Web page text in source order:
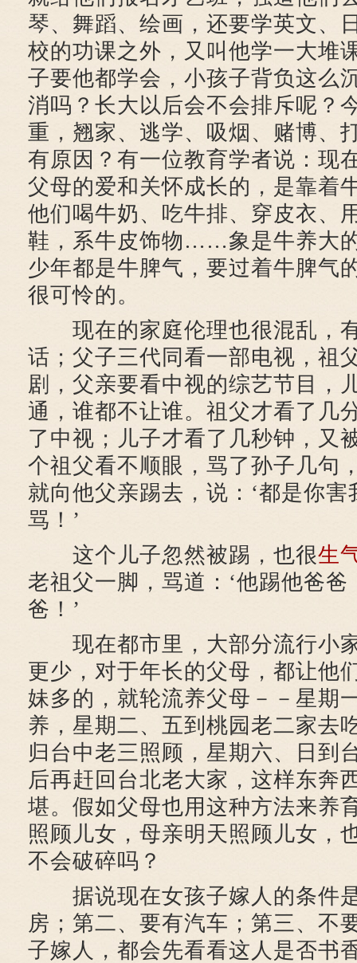
琴、舞蹈、绘画，还要学英文
校的功课之外，又叫他学一大堆
子要他都学会，小孩子背负这么
消吗？长大以后会不会排斥呢？
重，翘家、逃学、吸烟、赌博
有原因？有一位教育学者说：现
父母的爱和关怀成长的，是靠着
他们喝牛奶、吃牛排、穿皮衣、
鞋，系牛皮饰物……象是牛养大
少年都是牛脾气，要过着牛脾气
很可怜的。
现在的家庭伦理也很混乱，
话；父子三代同看一部电视，祖
剧，父亲要看中视的综艺节目，
通，谁都不让谁。祖父才看了几
了中视；儿子才看了几秒钟，又
个祖父看不顺眼，骂了孙子几句
就向他父亲踢去，说：‘都是你
骂！’
这个儿子忽然被踢，也很生
老祖父一脚，骂道：‘他踢他爸爸
爸！’
现在都市里，大部分流行小
更少，对于年长的父母，都让他
妹多的，就轮流养父母－－星期
养，星期二、五到桃园老二家去
归台中老三照顾，星期六、日到
后再赶回台北老大家，这样东奔
堪。假如父母也用这种方法来养
照顾儿女，母亲明天照顾儿女，
不会破碎吗？
据说现在女孩子嫁人的条件
房；第二、要有汽车；第三、不
子嫁人，都会先看看这人是否书